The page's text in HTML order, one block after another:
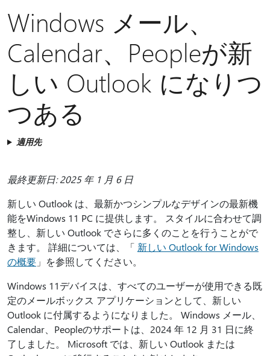
ン
サ
ン
Windows メール、
Calendar、Peopleが新
しい Outlook になりつ
つある
適用先
最終更新日: 2025 年 1 月 6 日
新しい Outlook は、最新かつシンプルなデザインの最新機
能をWindows 11 PC に提供します。 スタイルに合わせて調
整し、新しい Outlook でさらに多くのことを行うことがで
きます。 詳細については、「 新しい Outlook for Windows
の概要 」を参照してください。
Windows 11デバイスは、すべてのユーザーが使用できる既
定のメールボックス アプリケーションとして、新しい
Outlook に付属するようになりました。 Windows メール、
Calendar、Peopleのサポートは、2024 年 12 月 31 日に終
了しました。 Microsoft では、新しい Outlook または